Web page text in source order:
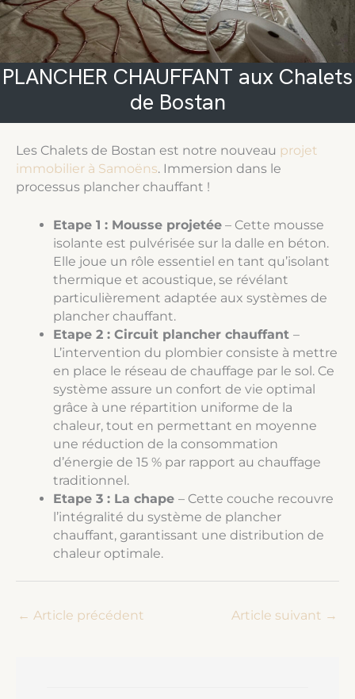
PLANCHER CHAUFFANT aux Chalets
de Bostan
Les Chalets de Bostan est notre nouveau projet
immobilier à Samoëns. Immersion dans le
processus plancher chauffant !
Etape 1 : Mousse projetée– Cette mousse
isolante est pulvérisée sur la dalle en béton.
Elle joue un rôle essentiel en tant qu’isolant
thermique et acoustique, se révélant
particulièrement adaptée aux systèmes de
plancher chauffant.
Etape 2 : Circuit plancher chauffant –
L’intervention du plombier consiste à mettre
en place le réseau de chauffage par le sol. Ce
système assure un confort de vie optimal
grâce à une répartition uniforme de la
chaleur, tout en permettant en moyenne
une réduction de la consommation
d’énergie de 15 % par rapport au chauffage
traditionnel.
Etape 3 : La chape – Cette couche recouvre
l’intégralité du système de plancher
chauffant, garantissant une distribution de
chaleur optimale.
← Article précédent Article suivant →